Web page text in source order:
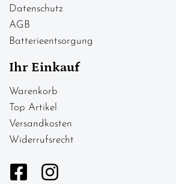
Datenschutz
AGB
Batterieentsorgung
Ihr Einkauf
Warenkorb
Top Artikel
Versandkosten
Widerrufsrecht